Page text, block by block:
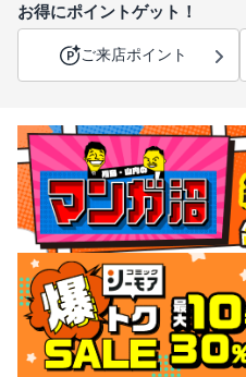
お得にポイントゲット！
ご来店ポイント